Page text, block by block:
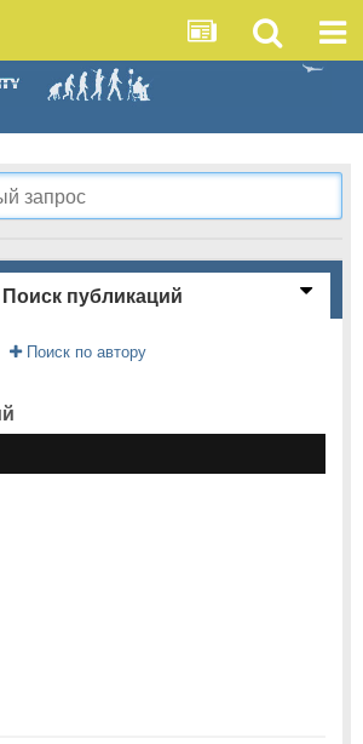
Поиск публикаций
Поиск по автору